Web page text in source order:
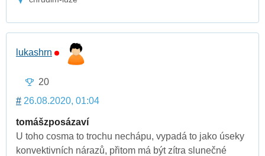
lukashrn
20
# 26.08.2020, 01:04
tomášzposázaví
U toho cosma to trochu nechápu, vypadá to jako úseky
konvektivních nárazů, přitom má být zítra slunečné